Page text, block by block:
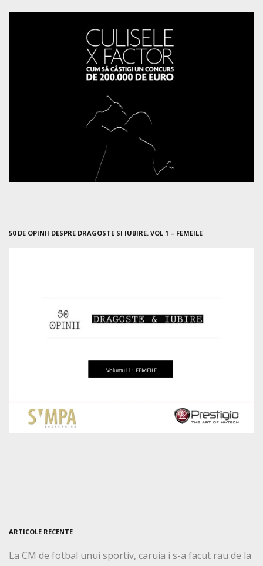
50 DE OPINII DESPRE DRAGOSTE SI IUBIRE. VOL 1 – FEMEILE
ARTICOLE RECENTE
La CM de fotbal unui sportiv, caruia i s-a facut rau de la